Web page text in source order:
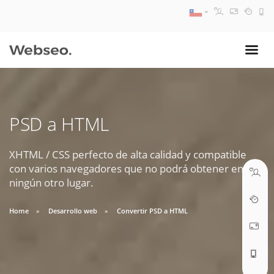
PSD a HTML
XHTML / CSS perfecto de alta calidad y compatible
con varios navegadores que no podrá obtener en
ningún otro lugar.
Home Desarrollo web Convertir PSD a HTML
09:30 AM A 18:30 PM
soporte@webseo.cl